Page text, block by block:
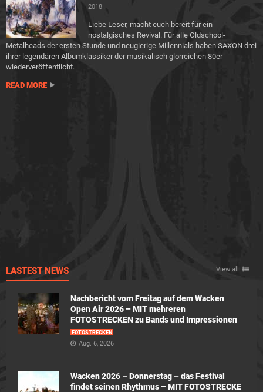
2018
Liebe Leser, macht euch bereit für ein
nostalgisches Revival. Für alle Oldschool-
Metalheads der ersten Stunde und neugierige Millennials haben SAXON drei
ihrer legendären Albumklassiker der musikalisch glorreichen 80er
wiederveröffentlicht.
READ MORE
LASTEST NEWS View all
Nachbericht vom Freitag auf dem Wacken
Open Air 2026 – MIT mehreren
FOTOSTRECKEN zu Bands und Impressionen
FOTOSTRECKEN
Aug. 6, 2026
Wacken 2026 – Donnerstag – das Festival
findet seinen Rhythmus – MIT FOTOSTRECKE